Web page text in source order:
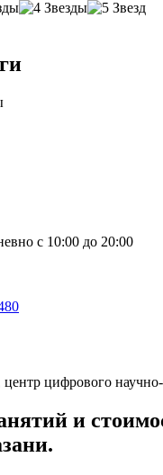
с 10:00 до 20:00
цифрового
и